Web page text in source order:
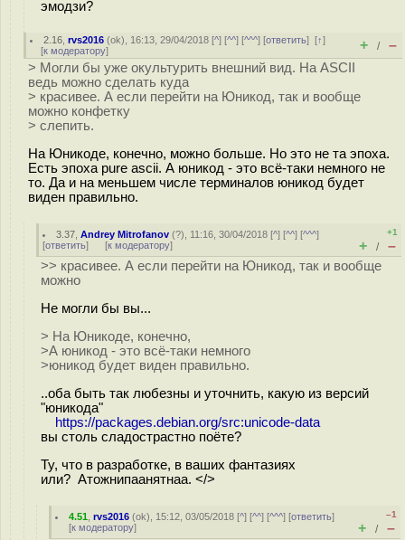
эмодзи?
2.16 ,rvs2016 (ok), 16:13, 29/04/2018 [^] [^^] [^^^] [ответить][↑]
[к модератору] + / –
> Могли бы уже окультурить внешний вид. На ASCII
ведь можно сделать куда
> красивее. А если перейти на Юникод, так и вообще
можно конфетку
> слепить.
На Юникоде, конечно, можно больше. Но это не та эпоха.
Есть эпоха pure ascii. А юникод - это всё-таки немного не
то. Да и на меньшем числе терминалов юникод будет
виден правильно.
3.37 ,Andrey Mitrofanov (?), 11:16, 30/04/2018 [^] [^^] [^^^]
[ответить] [к модератору]
+1
+ / –
>> красивее. А если перейти на Юникод, так и вообще
можно
Не могли бы вы...
> На Юникоде, конечно,
>А юникод - это всё-таки немного
>юникод будет виден правильно.
..оба быть так любезны и уточнить, какую из версий
"юникода"
https://packages.debian.org/src:unicode-data
вы столь сладострастно поёте?
Ту, что в разработке, в ваших фантазиях
или? Атожнипаанятнаа. </>
4.51 ,rvs2016 (ok), 15:12, 03/05/2018 [^] [^^] [^^^] [ответить]
[к модератору]
–1
+ / –